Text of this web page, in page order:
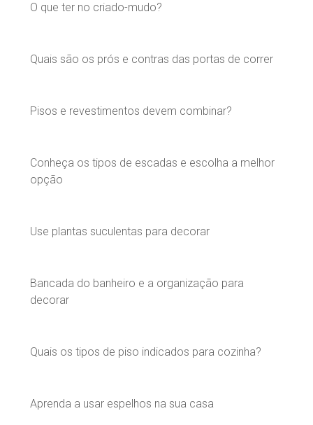
O que ter no criado-mudo?
Quais são os prós e contras das portas de correr
Pisos e revestimentos devem combinar?
Conheça os tipos de escadas e escolha a melhor
opção
Use plantas suculentas para decorar
Bancada do banheiro e a organização para
decorar
Quais os tipos de piso indicados para cozinha?
Aprenda a usar espelhos na sua casa